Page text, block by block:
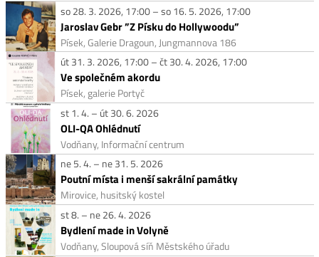
so 28. 3. 2026, 17:00 – so 16. 5. 2026, 17:00
Jaroslav Gebr ”Z Písku do Hollywoodu”
Písek, Galerie Dragoun, Jungmannova 186
út 31. 3. 2026, 17:00 – čt 30. 4. 2026, 17:00
Ve společném akordu
Písek, galerie Portyč
st 1. 4. – út 30. 6. 2026
OLI-QA Ohlédnutí
Vodňany, Informační centrum
ne 5. 4. – ne 31. 5. 2026
Poutní místa i menší sakrální památky
Mirovice, husitský kostel
st 8. – ne 26. 4. 2026
Bydlení made in Volyně
Vodňany, Sloupová síň Městského úřadu